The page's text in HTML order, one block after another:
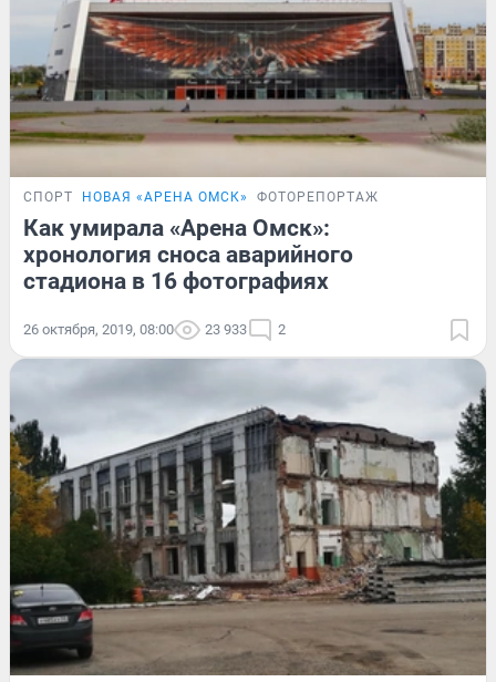
СПОРТ НОВАЯ «АРЕНА ОМСК» ФОТОРЕПОРТАЖ
Как умирала «Арена Омск»:
хронология сноса аварийного
стадиона в 16 фотографиях
26 октября, 2019, 08:00 23 933 2